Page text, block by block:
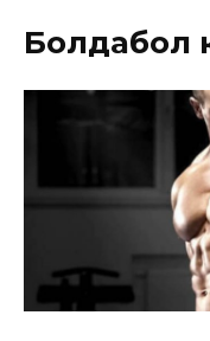
Болдабол